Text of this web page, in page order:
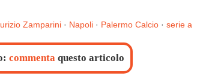
Zamparini · Napoli · Palermo Calcio · serie a
commenta questo articolo